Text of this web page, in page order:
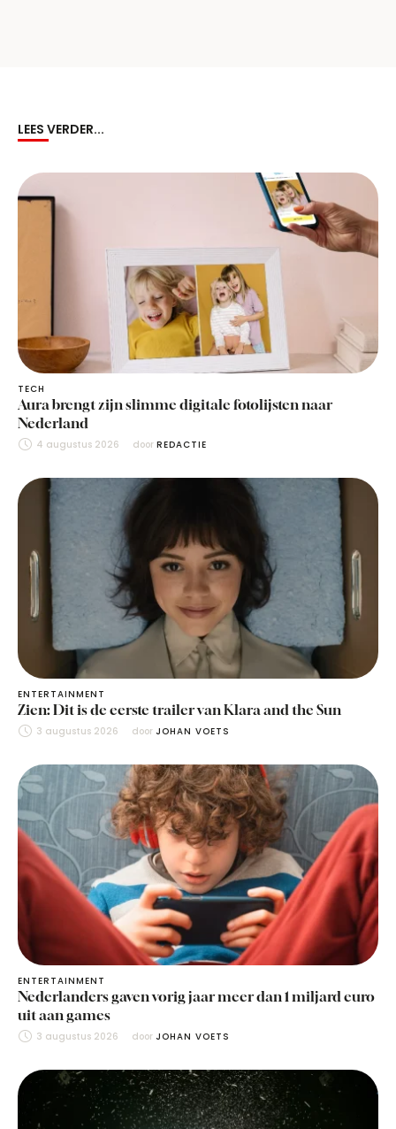
LEES VERDER...
TECH
Aura brengt zijn slimme digitale fotolijsten naar
Nederland
4 augustus 2026 door REDACTIE
ENTERTAINMENT
Zien: Dit is de eerste trailer van Klara and the Sun
3 augustus 2026 door JOHAN VOETS
ENTERTAINMENT
Nederlanders gaven vorig jaar meer dan 1 miljard euro
uit aan games
3 augustus 2026 door JOHAN VOETS